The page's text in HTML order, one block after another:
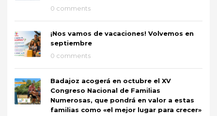
0 comments
¡Nos vamos de vacaciones! Volvemos en
septiembre
0 comments
Badajoz acogerá en octubre el XV
Congreso Nacional de Familias
Numerosas, que pondrá en valor a estas
familias como «el mejor lugar para crecer»